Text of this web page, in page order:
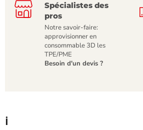
Spécialistes des
pros
Notre savoir-faire:
approvisionner en
consommable 3D les
TPE/PME
Besoin d'un devis ?
ℹ️